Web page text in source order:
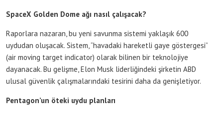
SpaceX Golden Dome ağı nasıl çalışacak?
Raporlara nazaran, bu yeni savunma sistemi yaklaşık 600
uydudan oluşacak. Sistem, “havadaki hareketli gaye göstergesi”
(air moving target indicator) olarak bilinen bir teknolojiye
dayanacak. Bu gelişme, Elon Musk liderliğindeki şirketin ABD
ulusal güvenlik çalışmalarındaki tesirini daha da genişletiyor.
Pentagon’un öteki uydu planları